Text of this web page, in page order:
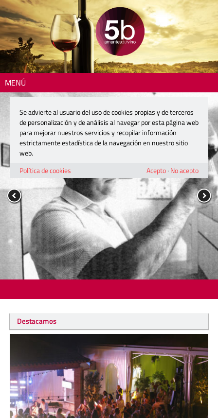
MENÚ
Destacamos
Se advierte al usuario del uso de cookies propias y de terceros
de personalización y de análisis al navegar por esta página web
para mejorar nuestros servicios y recopilar información
estrictamente estadística de la navegación en nuestro sitio
web.
Política de cookies
Acepto· No acepto